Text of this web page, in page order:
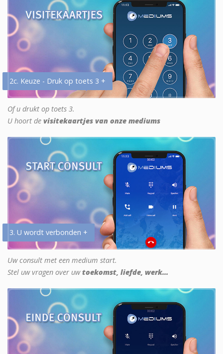
2c. Keuze - Druk op toets 3 +
Of u drukt op toets 3.
U hoort de visitekaartjes van onze mediums
3. U wordt verbonden +
Uw consult met een medium start.
Stel uw vragen over uwtoekomst, liefde, werk...